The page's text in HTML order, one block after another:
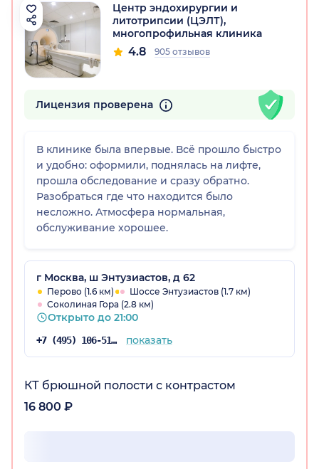
Центр эндохирургии и
литотрипсии (ЦЭЛТ),
многопрофильная клиника
4.8 905 отзывов
Лицензия проверена
В клинике была впервые. Всё прошло быстро
и удобно: оформили, поднялась на лифте,
прошла обследование и сразу обратно.
Разобраться где что находится было
несложно. Атмосфера нормальная,
обслуживание хорошее.
г Москва, ш Энтузиастов, д 62
Перово (1.6 км)
Шоссе Энтузиастов (1.7 км)
Соколиная Гора (2.8 км)
Открыто до 21:00
+7 (495) 106-51-98 показать
КТ брюшной полости с контрастом
16 800 ₽